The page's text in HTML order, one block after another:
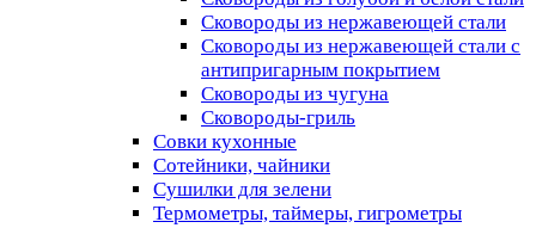
Сковороды из нержавеющей стали
Сковороды из нержавеющей стали с
антипригарным покрытием
Сковороды из чугуна
Сковороды-гриль
Совки кухонные
Сотейники, чайники
Сушилки для зелени
Термометры, таймеры, гигрометры